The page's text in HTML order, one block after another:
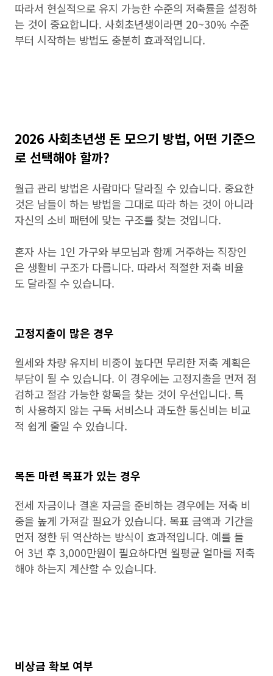
따라서 현실적으로 유지 가능한 수준의 저축률을 설정하
는 것이 중요합니다. 사회초년생이라면 20~30% 수준
부터 시작하는 방법도 충분히 효과적입니다.
2026 사회초년생 돈 모으기 방법, 어떤 기준으
로 선택해야 할까?
월급 관리 방법은 사람마다 달라질 수 있습니다. 중요한
것은 남들이 하는 방법을 그대로 따라 하는 것이 아니라
자신의 소비 패턴에 맞는 구조를 찾는 것입니다.
혼자 사는 1인 가구와 부모님과 함께 거주하는 직장인
은 생활비 구조가 다릅니다. 따라서 적절한 저축 비율
도 달라질 수 있습니다.
고정지출이 많은 경우
월세와 차량 유지비 비중이 높다면 무리한 저축 계획은
부담이 될 수 있습니다. 이 경우에는 고정지출을 먼저 점
검하고 절감 가능한 항목을 찾는 것이 우선입니다. 특
히 사용하지 않는 구독 서비스나 과도한 통신비는 비교
적 쉽게 줄일 수 있습니다.
목돈 마련 목표가 있는 경우
전세 자금이나 결혼 자금을 준비하는 경우에는 저축 비
중을 높게 가져갈 필요가 있습니다. 목표 금액과 기간을
먼저 정한 뒤 역산하는 방식이 효과적입니다. 예를 들
어 3년 후 3,000만원이 필요하다면 월평균 얼마를 저축
해야 하는지 계산할 수 있습니다.
비상금 확보 여부